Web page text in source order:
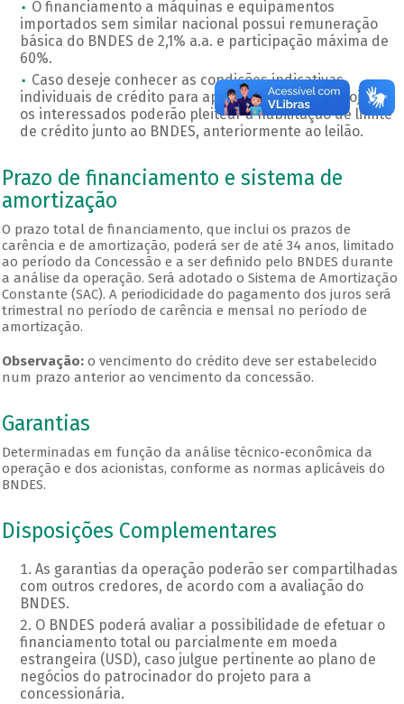
O financiamento a máquinas e equipamentos
importados sem similar nacional possui remuneração
básica do BNDES de 2,1% a.a. e participação máxima de
60%.
Caso deseje conhecer as condições indicativas
individuais de crédito para apoio financeiro ao projeto,
os interessados poderão pleitear a habilitação de limite
de crédito junto ao BNDES, anteriormente ao leilão.
Prazo de financiamento e sistema de
amortização
O prazo total de financiamento, que inclui os prazos de
carência e de amortização, poderá ser de até 34 anos, limitado
ao período da Concessão e a ser definido pelo BNDES durante
a análise da operação. Será adotado o Sistema de Amortização
Constante (SAC). A periodicidade do pagamento dos juros será
trimestral no período de carência e mensal no período de
amortização.
Observação: o vencimento do crédito deve ser estabelecido
num prazo anterior ao vencimento da concessão.
Garantias
Determinadas em função da análise técnico-econômica da
operação e dos acionistas, conforme as normas aplicáveis do
BNDES.
Disposições Complementares
As garantias da operação poderão ser compartilhadas
com outros credores, de acordo com a avaliação do
BNDES.
O BNDES poderá avaliar a possibilidade de efetuar o
financiamento total ou parcialmente em moeda
estrangeira (USD), caso julgue pertinente ao plano de
negócios do patrocinador do projeto para a
concessionária.